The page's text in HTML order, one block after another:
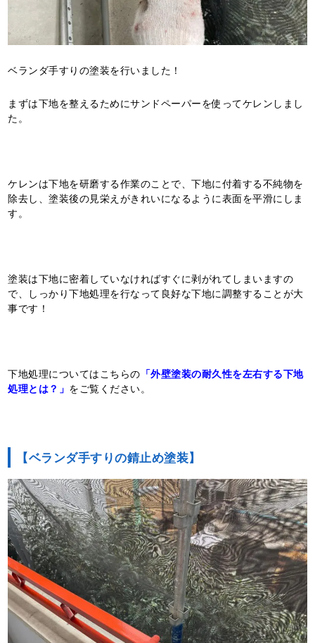
ベランダ手すりの塗装を行いました！
まずは下地を整えるためにサンドペーパーを使ってケレンしまし
た。
ケレンは下地を研磨する作業のことで、下地に付着する不純物を
除去し、塗装後の見栄えがきれいになるように表面を平滑にしま
す。
塗装は下地に密着していなければすぐに剥がれてしまいますの
で、しっかり下地処理を行なって良好な下地に調整することが大
事です！
下地処理についてはこちらの 「外壁塗装の耐久性を左右する下地
処理とは？」 をご覧ください。
【ベランダ手すりの錆止め塗装】